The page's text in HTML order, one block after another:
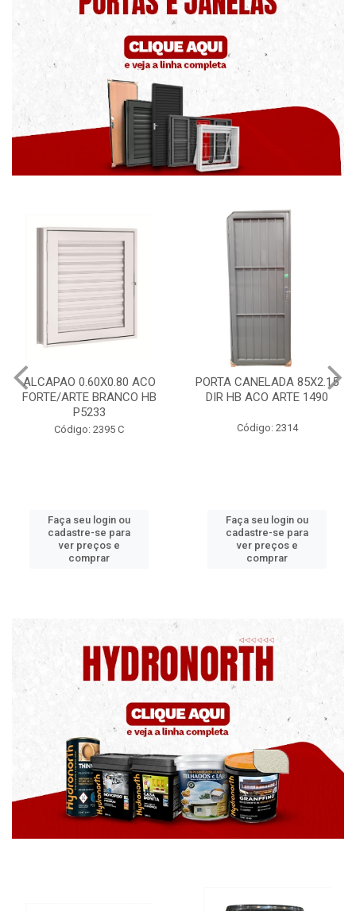
PORTA CANELADA 85X2.15
DIR HB ACO ARTE 1490
Código: 2314
Faça seu login ou
cadastre-se para
ver preços e
comprar
PORTA LAMINADA
DIR POP/MIX HB
Código: 2340
Faça seu login ou
cadastre-se para
ver preços e
comprar